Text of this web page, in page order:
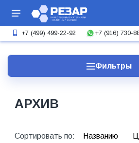
+7 (499) 499-22-92 +7 (916) 730-
Фильтры
АРХИВ
Сортировать по: Названию